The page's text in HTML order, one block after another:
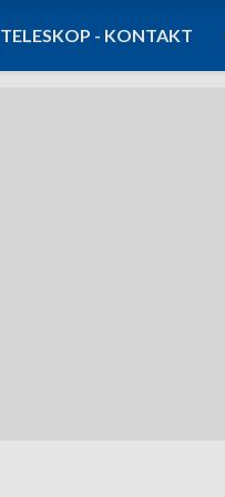
TELESKOP - KONTAKT